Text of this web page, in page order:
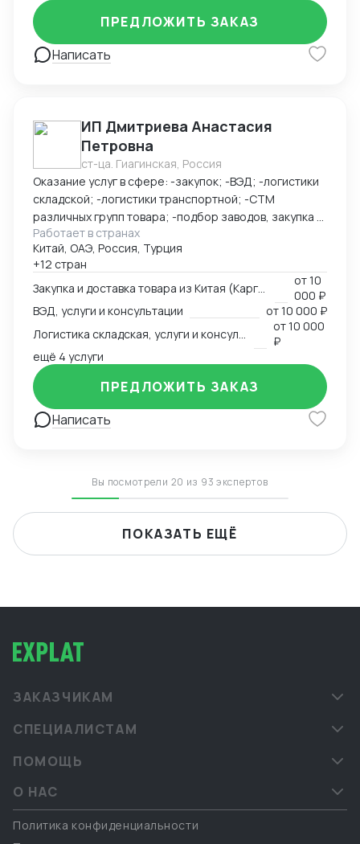
Пришлите ссылку на товар или фото, его количество,
и я рассчитаю стоимость доставки
Написать
ПРЕДЛОЖИТЬ ЗАКАЗ
ИП Дмитриева Анастасия
Петровна
ст-ца. Гиагинская, Россия
Оказание услуг в сфере: -закупок; -ВЭД; -логистики
складской; -логистики транспортной; -СТМ
различных групп товара; -подбор заводов, закупка и
доставка товара из Китая (КАРГО и Белый ввоз)
Страны с которыми работаю по сей день: Европа,
США, ОАЭ, Турция, Китай, СНГ
Работает в странах
Китай, ОАЭ, Россия, Турция
+12 стран
от10
000 ₽
ВЭД, услуги и консультации
от10 000 ₽
от10 000
₽
ещё 4 услуги
Написать
ПРЕДЛОЖИТЬ ЗАКАЗ
Вы посмотрели 20 из 93 экспертов
ПОКАЗАТЬ ЕЩЁ
ЗАКАЗЧИКАМ
СПЕЦИАЛИСТАМ
ПОМОЩЬ
О НАС
Политика конфиденциальности